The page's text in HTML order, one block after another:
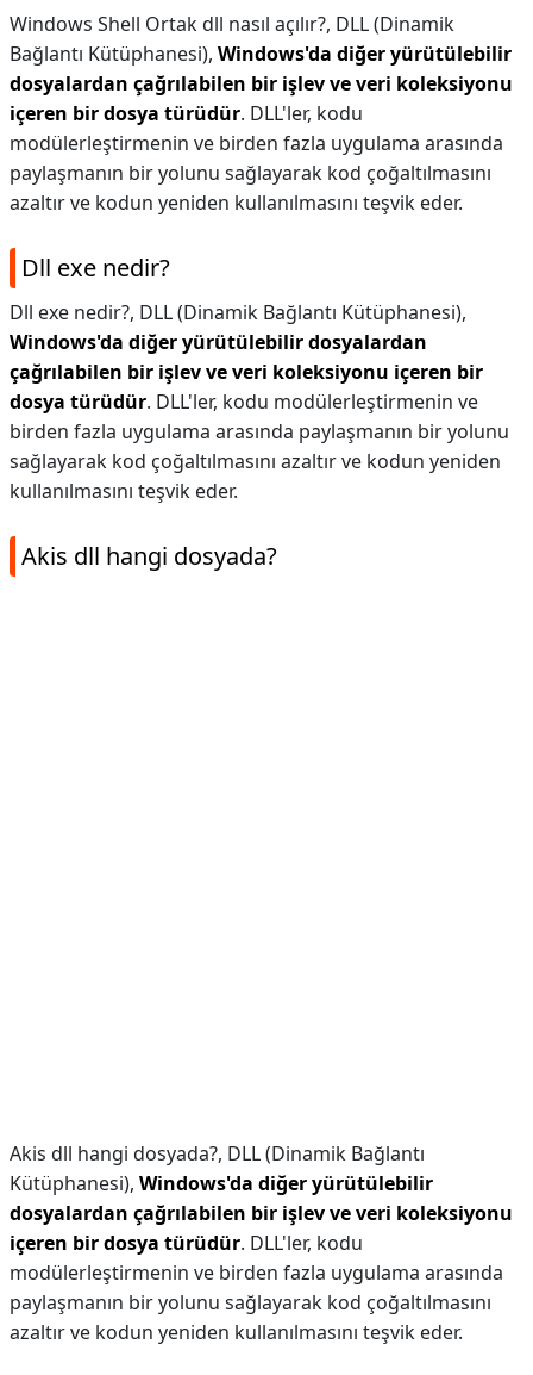
Windows Shell Ortak dll nasıl açılır?, DLL (Dinamik
Bağlantı Kütüphanesi), Windows'da diğer yürütülebilir
dosyalardan çağrılabilen bir işlev ve veri koleksiyonu
içeren bir dosya türüdür. DLL'ler, kodu
modülerleştirmenin ve birden fazla uygulama arasında
paylaşmanın bir yolunu sağlayarak kod çoğaltılmasını
azaltır ve kodun yeniden kullanılmasını teşvik eder.
Dll exe nedir?
Dll exe nedir?, DLL (Dinamik Bağlantı Kütüphanesi),
Windows'da diğer yürütülebilir dosyalardan
çağrılabilen bir işlev ve veri koleksiyonu içeren bir
dosya türüdür. DLL'ler, kodu modülerleştirmenin ve
birden fazla uygulama arasında paylaşmanın bir yolunu
sağlayarak kod çoğaltılmasını azaltır ve kodun yeniden
kullanılmasını teşvik eder.
Akis dll hangi dosyada?
Akis dll hangi dosyada?, DLL (Dinamik Bağlantı
Kütüphanesi), Windows'da diğer yürütülebilir
dosyalardan çağrılabilen bir işlev ve veri koleksiyonu
içeren bir dosya türüdür. DLL'ler, kodu
modülerleştirmenin ve birden fazla uygulama arasında
paylaşmanın bir yolunu sağlayarak kod çoğaltılmasını
azaltır ve kodun yeniden kullanılmasını teşvik eder.